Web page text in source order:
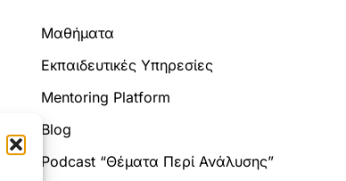
Μαθήματα
Εκπαιδευτικές Υπηρεσίες
Mentoring Platform
Blog
Podcast “Θέματα Περί Ανάλυσης”